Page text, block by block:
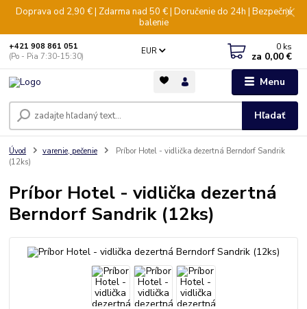
Doprava od 2,90 € | Zdarma nad 50 € | Doručenie do 24h | Bezpečné
balenie
Menu
EUR
Hľadať
+421 908 861 051
(Po - Pia 7:30-15:30)
0 ks
za 0,00 €
Úvod varenie, pečenie
Príbor Hotel - vidlička dezertná Berndorf Sandrik
(12ks)
Príbor Hotel - vidlička dezertná
Berndorf Sandrik (12ks)